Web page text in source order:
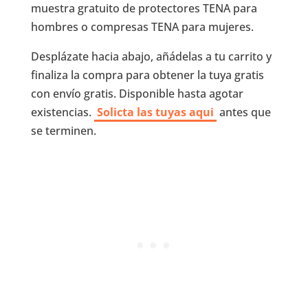
muestra gratuito de protectores TENA para
hombres o compresas TENA para mujeres.
Desplázate hacia abajo, añádelas a tu carrito y
finaliza la compra para obtener la tuya gratis
con envío gratis. Disponible hasta agotar
existencias. Solicta las tuyas aqui antes que
se terminen.